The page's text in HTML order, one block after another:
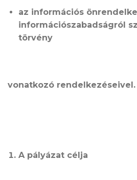
az információs
információszabadságról
törvény
vonatkozó rendelkezéseivel.
A pályázat célja